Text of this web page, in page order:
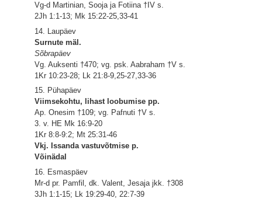
Vg-d Martinian, Sooja ja Fotiina †IV s.
2Jh 1:1-13; Mk 15:22-25,33-41
14. Laupäev
Surnute mäl.
Sõbrapäev
Vg. Auksenti †470; vg. psk. Aabraham †V s.
1Kr 10:23-28; Lk 21:8-9,25-27,33-36
15. Pühapäev
Viimsekohtu, lihast loobumise pp.
Ap. Onesim †109; vg. Pafnuti †V s.
3. v. HE Mk 16:9-20
1Kr 8:8-9:2; Mt 25:31-46
Vkj. Issanda vastuvõtmise p.
Võinädal
16. Esmaspäev
Mr-d pr. Pamfil, dk. Valent, Jesaja jkk. †308
3Jh 1:1-15; Lk 19:29-40, 22:7-39